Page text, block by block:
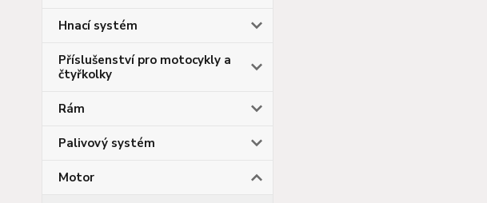
Hnací systém
Příslušenství pro motocykly a
čtyřkolky
Rám
Palivový systém
Motor